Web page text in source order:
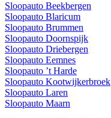
Sloopauto Beekbergen
Sloopauto Blaricum
Sloopauto Brummen
Sloopauto Doornspijk
Sloopauto Driebergen
Sloopauto Eemnes
Sloopauto ’t Harde
Sloopauto Kootwijkerbroek
Sloopauto Laren
Sloopauto Maarn